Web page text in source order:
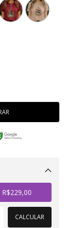
R$229,00
CALCULAR